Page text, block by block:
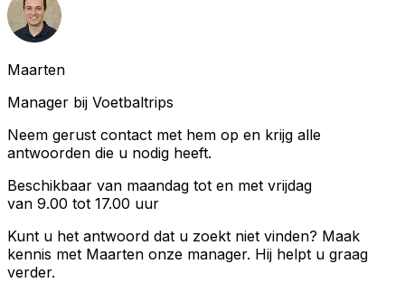
Maarten
Manager bij Voetbaltrips
Neem gerust contact met hem op en krijg alle
antwoorden die u nodig heeft.
Beschikbaar van maandag tot en met vrijdag
van 9.00 tot 17.00 uur
Kunt u het antwoord dat u zoekt niet vinden? Maak
kennis met Maarten onze manager. Hij helpt u graag
verder.